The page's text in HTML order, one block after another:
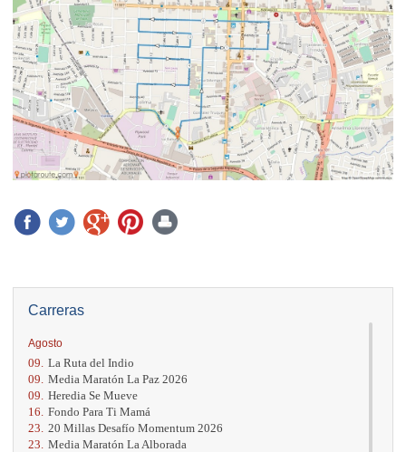
Carreras
Agosto
09. La Ruta del Indio
09. Media Maratón La Paz 2026
09. Heredia Se Mueve
16. Fondo Para Ti Mamá
23. 20 Millas Desafío Momentum 2026
23. Media Maratón La Alborada